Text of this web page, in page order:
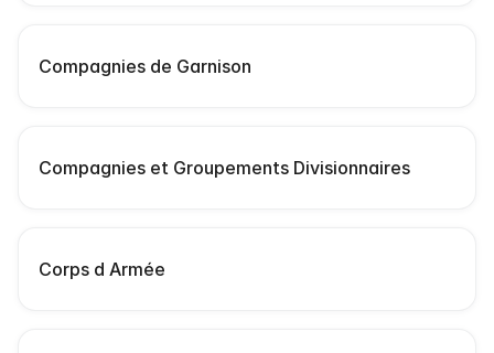
Compagnies de Garnison
Compagnies et Groupements Divisionnaires
Corps d Armée